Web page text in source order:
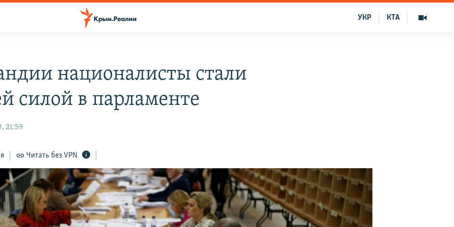
КТА
УКР
националисты стали
силой в парламенте
21:59
Читать без VPN